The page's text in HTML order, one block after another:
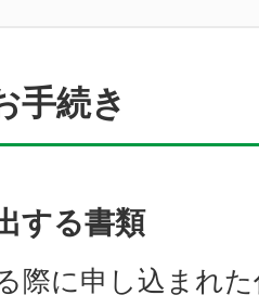
手続き
する書類
際に申し込まれ